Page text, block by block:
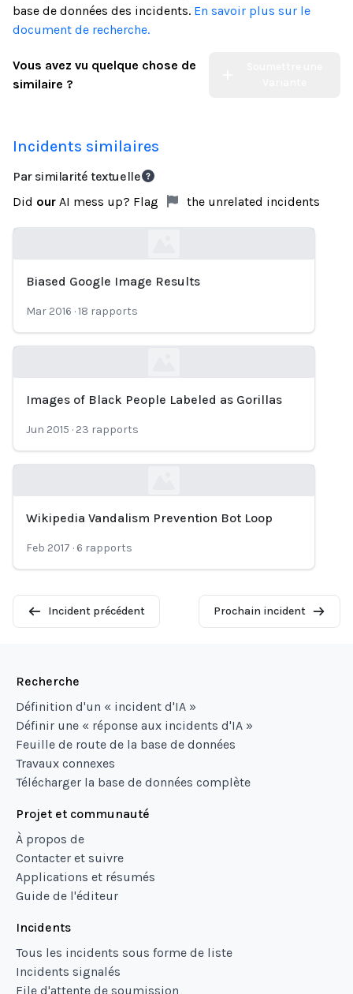
base de données des incidents. En savoir plus sur le
document de recherche.
Vous avez vu quelque chose de
similaire ?
Incidents similaires
Par similarité textuelle
Did our AI mess up? Flag the unrelated incidents
Biased Google Image Results
Mar 2016 ·18 rapports
Loading...
Images of Black People Labeled as Gorillas
Jun 2015 · 23 rapports
Loading...
Wikipedia Vandalism Prevention Bot Loop
Feb 2017 · 6 rapports
Incident précédent Prochain incident
Recherche
Définition d'un « incident d'IA »
Définir une « réponse aux incidents d'IA »
Feuille de route de la base de données
Travaux connexes
Télécharger la base de données complète
Projet et communauté
À propos de
Contacter et suivre
Applications et résumés
Guide de l'éditeur
Incidents
Tous les incidents sous forme de liste
Incidents signalés
File d'attente de soumission